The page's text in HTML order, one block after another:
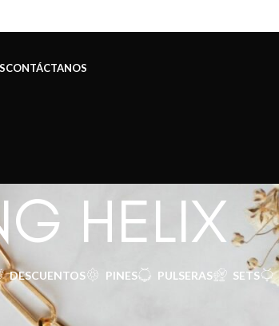
CONTÁCTANOS
HELIX
DESCUENTOS PINES PULSERAS SETS